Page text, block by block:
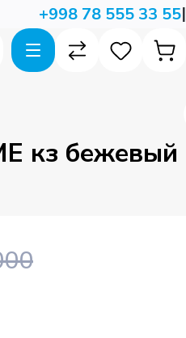
+998 78 555 33 55|
кз бежевый